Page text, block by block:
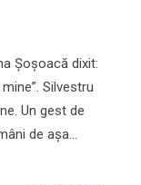
Șoșoacă dixit:
Silvestru
Un gest de
de așa...